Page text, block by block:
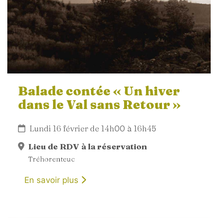
Balade contée « Un hiver
dans le Val sans Retour »
Lundi 16 février de 14h00 à 16h45
Lieu de RDV à la réservation
Tréhorenteuc
En savoir plus